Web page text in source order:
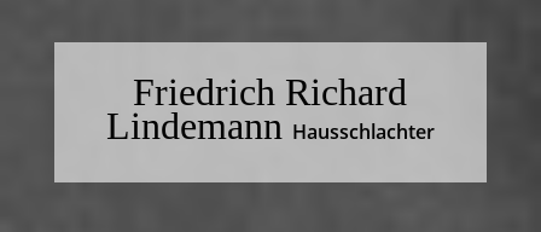
Friedrich Richard
Lindemann Hausschlachter